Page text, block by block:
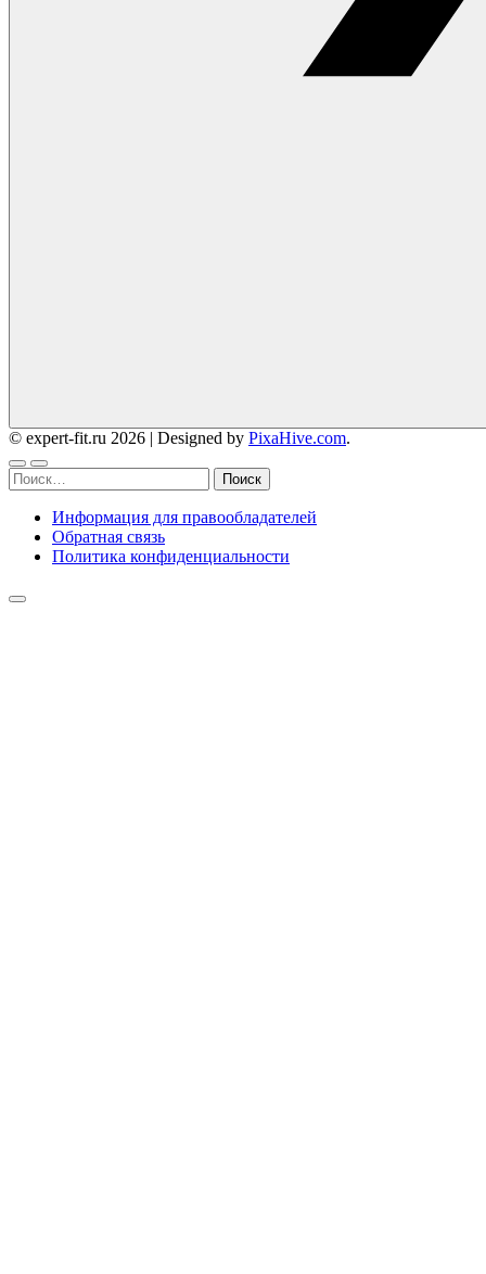
© expert-fit.ru 2026 | Designed by PixaHive.com.
Найти:
Информация для правообладателей
Обратная связь
Политика конфиденциальности